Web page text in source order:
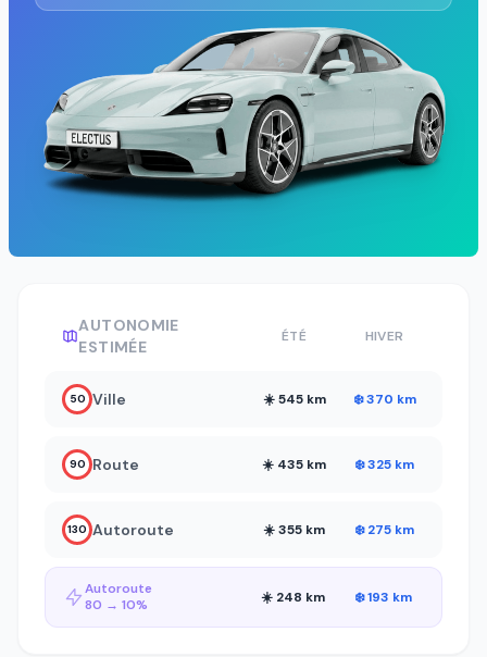
AUTONOMIE
ESTIMÉE
ÉTÉ HIVER
50 Ville ☀️ 545 km ❄️ 370 km
90 Route ☀️ 435 km ❄️ 325 km
130 Autoroute ☀️ 355 km ❄️ 275 km
Autoroute
80 → 10%
☀️ 248 km ❄️ 193 km